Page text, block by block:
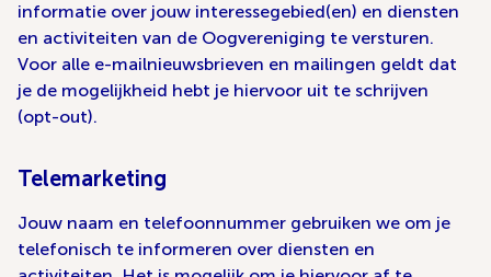
informatie over jouw interessegebied(en) en diensten
en activiteiten van de Oogvereniging te versturen.
Voor alle e-mailnieuwsbrieven en mailingen geldt dat
je de mogelijkheid hebt je hiervoor uit te schrijven
(opt-out).
Telemarketing
Jouw naam en telefoonnummer gebruiken we om je
telefonisch te informeren over diensten en